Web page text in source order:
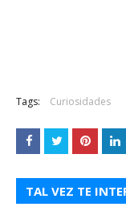
Tags: Curiosidades
TAL VEZ TE